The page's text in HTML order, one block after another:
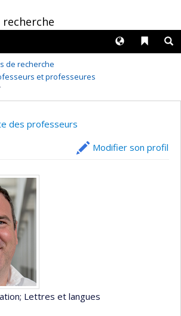
recherche
Liens
Langues
de recherche
et professeures
des professeurs
Modifier son profil
; Lettres et langues